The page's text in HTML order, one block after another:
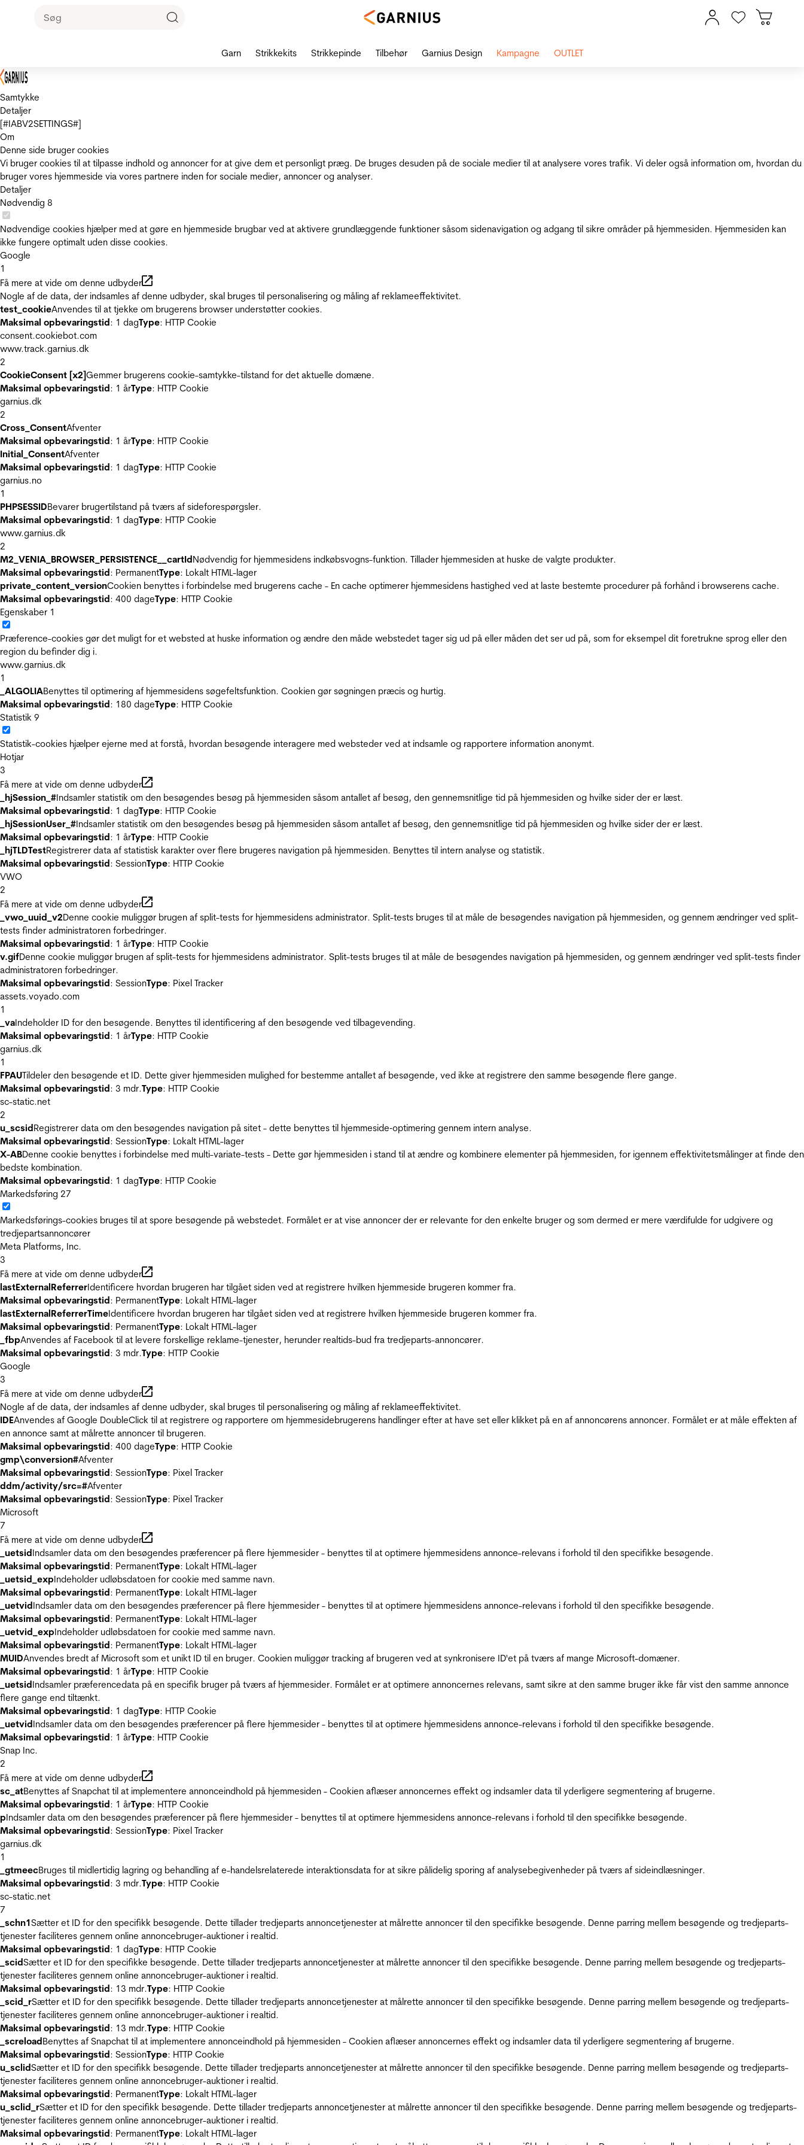
Samtykke
Detaljer
[#IABV2SETTINGS#]
Om
Denne side bruger cookies
Vi bruger cookies til at tilpasse indhold og annoncer for at give dem et personligt præg. De bruges desuden på de sociale medier til at analysere vores trafik. Vi deler også information om, hvordan du
bruger vores hjemmeside via vores partnere inden for sociale medier, annoncer og analyser.
Detaljer
Nødvendig 8
Nødvendige cookies hjælper med at gøre en hjemmeside brugbar ved at aktivere grundlæggende funktioner såsom sidenavigation og adgang til sikre områder på hjemmesiden. Hjemmesiden kan
ikke fungere optimalt uden disse cookies.
Google
1
Få mere at vide om denne udbyder
Nogle af de data, der indsamles af denne udbyder, skal bruges til personalisering og måling af reklameeffektivitet.
test_cookieAnvendes til at tjekke om brugerens browser understøtter cookies.
Maksimal opbevaringstid: 1 dagType: HTTP Cookie
consent.cookiebot.com
www.track.garnius.dk
2
CookieConsent [x2]Gemmer brugerens cookie-samtykke-tilstand for det aktuelle domæne.
Maksimal opbevaringstid: 1 årType: HTTP Cookie
garnius.dk
2
Cross_ConsentAfventer
Maksimal opbevaringstid: 1 årType: HTTP Cookie
Initial_ConsentAfventer
Maksimal opbevaringstid: 1 dagType: HTTP Cookie
garnius.no
1
PHPSESSIDBevarer brugertilstand på tværs af sideforespørgsler.
Maksimal opbevaringstid: 1 dagType: HTTP Cookie
www.garnius.dk
2
M2_VENIA_BROWSER_PERSISTENCE__cartIdNødvendig for hjemmesidens indkøbsvogns-funktion. Tillader hjemmesiden at huske de valgte produkter.
Maksimal opbevaringstid: PermanentType: Lokalt HTML-lager
private_content_versionCookien benyttes i forbindelse med brugerens cache - En cache optimerer hjemmesidens hastighed ved at laste bestemte procedurer på forhånd i browserens cache.
Maksimal opbevaringstid: 400 dageType: HTTP Cookie
Egenskaber 1
Præference-cookies gør det muligt for et websted at huske information og ændre den måde webstedet tager sig ud på eller måden det ser ud på, som for eksempel dit foretrukne sprog eller den
region du befinder dig i.
www.garnius.dk
1
_ALGOLIABenyttes til optimering af hjemmesidens søgefeltsfunktion. Cookien gør søgningen præcis og hurtig.
Maksimal opbevaringstid: 180 dageType: HTTP Cookie
Statistik 9
Statistik-cookies hjælper ejerne med at forstå, hvordan besøgende interagere med websteder ved at indsamle og rapportere information anonymt.
Hotjar
3
Få mere at vide om denne udbyder
_hjSession_#Indsamler statistik om den besøgendes besøg på hjemmesiden såsom antallet af besøg, den gennemsnitlige tid på hjemmesiden og hvilke sider der er læst.
Maksimal opbevaringstid: 1 dagType: HTTP Cookie
_hjSessionUser_#Indsamler statistik om den besøgendes besøg på hjemmesiden såsom antallet af besøg, den gennemsnitlige tid på hjemmesiden og hvilke sider der er læst.
Maksimal opbevaringstid: 1 årType: HTTP Cookie
_hjTLDTestRegistrerer data af statistisk karakter over flere brugeres navigation på hjemmesiden. Benyttes til intern analyse og statistik.
Maksimal opbevaringstid: SessionType: HTTP Cookie
VWO
2
Få mere at vide om denne udbyder
_vwo_uuid_v2Denne cookie muliggør brugen af split-tests for hjemmesidens administrator. Split-tests bruges til at måle de besøgendes navigation på hjemmesiden, og gennem ændringer ved split-
tests finder administratoren forbedringer.
Maksimal opbevaringstid: 1 årType: HTTP Cookie
v.gifDenne cookie muliggør brugen af split-tests for hjemmesidens administrator. Split-tests bruges til at måle de besøgendes navigation på hjemmesiden, og gennem ændringer ved split-tests finder
administratoren forbedringer.
Maksimal opbevaringstid: SessionType: Pixel Tracker
assets.voyado.com
1
_vaIndeholder ID for den besøgende. Benyttes til identificering af den besøgende ved tilbagevending.
Maksimal opbevaringstid: 1 årType: HTTP Cookie
garnius.dk
1
FPAUTildeler den besøgende et ID. Dette giver hjemmesiden mulighed for bestemme antallet af besøgende, ved ikke at registrere den samme besøgende flere gange.
Maksimal opbevaringstid: 3 mdr.Type: HTTP Cookie
sc-static.net
2
u_scsidRegistrerer data om den besøgendes navigation på sitet - dette benyttes til hjemmeside‐optimering gennem intern analyse.
Maksimal opbevaringstid: SessionType: Lokalt HTML-lager
X-ABDenne cookie benyttes i forbindelse med multi-variate-tests - Dette gør hjemmesiden i stand til at ændre og kombinere elementer på hjemmesiden, for igennem effektivitetsmålinger at finde den
bedste kombination.
Maksimal opbevaringstid: 1 dagType: HTTP Cookie
Markedsføring 27
Markedsførings-cookies bruges til at spore besøgende på webstedet. Formålet er at vise annoncer der er relevante for den enkelte bruger og som dermed er mere værdifulde for udgivere og
tredjepartsannoncører
Meta Platforms, Inc.
3
Få mere at vide om denne udbyder
lastExternalReferrerIdentificere hvordan brugeren har tilgået siden ved at registrere hvilken hjemmeside brugeren kommer fra.
Maksimal opbevaringstid: PermanentType: Lokalt HTML-lager
lastExternalReferrerTimeIdentificere hvordan brugeren har tilgået siden ved at registrere hvilken hjemmeside brugeren kommer fra.
Maksimal opbevaringstid: PermanentType: Lokalt HTML-lager
_fbpAnvendes af Facebook til at levere forskellige reklame-tjenester, herunder realtids-bud fra tredjeparts-annoncører.
Maksimal opbevaringstid: 3 mdr.Type: HTTP Cookie
Google
3
Få mere at vide om denne udbyder
Nogle af de data, der indsamles af denne udbyder, skal bruges til personalisering og måling af reklameeffektivitet.
IDEAnvendes af Google DoubleClick til at registrere og rapportere om hjemmesidebrugerens handlinger efter at have set eller klikket på en af annoncørens annoncer. Formålet er at måle effekten af
en annonce samt at målrette annoncer til brugeren.
Maksimal opbevaringstid: 400 dageType: HTTP Cookie
gmp\conversion#Afventer
Maksimal opbevaringstid: SessionType: Pixel Tracker
ddm/activity/src=#Afventer
Maksimal opbevaringstid: SessionType: Pixel Tracker
Microsoft
7
Få mere at vide om denne udbyder
_uetsidIndsamler data om den besøgendes præferencer på flere hjemmesider - benyttes til at optimere hjemmesidens annonce-relevans i forhold til den specifikke besøgende.
Maksimal opbevaringstid: PermanentType: Lokalt HTML-lager
_uetsid_expIndeholder udløbsdatoen for cookie med samme navn.
Maksimal opbevaringstid: PermanentType: Lokalt HTML-lager
_uetvidIndsamler data om den besøgendes præferencer på flere hjemmesider - benyttes til at optimere hjemmesidens annonce-relevans i forhold til den specifikke besøgende.
Maksimal opbevaringstid: PermanentType: Lokalt HTML-lager
_uetvid_expIndeholder udløbsdatoen for cookie med samme navn.
Maksimal opbevaringstid: PermanentType: Lokalt HTML-lager
MUIDAnvendes bredt af Microsoft som et unikt ID til en bruger. Cookien muliggør tracking af brugeren ved at synkronisere ID'et på tværs af mange Microsoft-domæner.
Maksimal opbevaringstid: 1 årType: HTTP Cookie
_uetsidIndsamler præferencedata på en specifik bruger på tværs af hjemmesider. Formålet er at optimere annoncernes relevans, samt sikre at den samme bruger ikke får vist den samme annonce
flere gange end tiltænkt.
Maksimal opbevaringstid: 1 dagType: HTTP Cookie
_uetvidIndsamler data om den besøgendes præferencer på flere hjemmesider - benyttes til at optimere hjemmesidens annonce-relevans i forhold til den specifikke besøgende.
Maksimal opbevaringstid: 1 årType: HTTP Cookie
Snap Inc.
2
Få mere at vide om denne udbyder
sc_atBenyttes af Snapchat til at implementere annonceindhold på hjemmesiden - Cookien aflæser annoncernes effekt og indsamler data til yderligere segmentering af brugerne.
Maksimal opbevaringstid: 1 årType: HTTP Cookie
pIndsamler data om den besøgendes præferencer på flere hjemmesider - benyttes til at optimere hjemmesidens annonce-relevans i forhold til den specifikke besøgende.
Maksimal opbevaringstid: SessionType: Pixel Tracker
garnius.dk
1
_gtmeecBruges til midlertidig lagring og behandling af e-handelsrelaterede interaktionsdata for at sikre pålidelig sporing af analysebegivenheder på tværs af sideindlæsninger.
Maksimal opbevaringstid: 3 mdr.Type: HTTP Cookie
sc-static.net
7
_schn1Sætter et ID for den specifikk besøgende. Dette tillader tredjeparts annoncetjenester at målrette annoncer til den specifikke besøgende. Denne parring mellem besøgende og tredjeparts-
tjenester faciliteres gennem online annoncebruger-auktioner i realtid.
Maksimal opbevaringstid: 1 dagType: HTTP Cookie
_scidSætter et ID for den specifikke besøgende. Dette tillader tredjeparts annoncetjenester at målrette annoncer til den specifikke besøgende. Denne parring mellem besøgende og tredjeparts-
tjenester faciliteres gennem online annoncebruger-auktioner i realtid.
Maksimal opbevaringstid: 13 mdr.Type: HTTP Cookie
_scid_rSætter et ID for den specifikk besøgende. Dette tillader tredjeparts annoncetjenester at målrette annoncer til den specifikke besøgende. Denne parring mellem besøgende og tredjeparts-
tjenester faciliteres gennem online annoncebruger-auktioner i realtid.
Maksimal opbevaringstid: 13 mdr.Type: HTTP Cookie
_screloadBenyttes af Snapchat til at implementere annonceindhold på hjemmesiden - Cookien aflæser annoncernes effekt og indsamler data til yderligere segmentering af brugerne.
Maksimal opbevaringstid: SessionType: HTTP Cookie
u_sclidSætter et ID for den specifikk besøgende. Dette tillader tredjeparts annoncetjenester at målrette annoncer til den specifikke besøgende. Denne parring mellem besøgende og tredjeparts-
tjenester faciliteres gennem online annoncebruger-auktioner i realtid.
Maksimal opbevaringstid: PermanentType: Lokalt HTML-lager
u_sclid_rSætter et ID for den specifikk besøgende. Dette tillader tredjeparts annoncetjenester at målrette annoncer til den specifikke besøgende. Denne parring mellem besøgende og tredjeparts-
tjenester faciliteres gennem online annoncebruger-auktioner i realtid.
Maksimal opbevaringstid: PermanentType: Lokalt HTML-lager
Garn Strikkekits Strikkepinde Tilbehør Garnius Design Kampagne OUTLET